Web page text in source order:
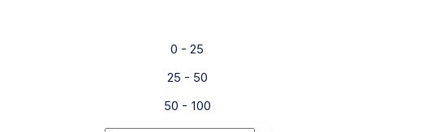
0 - 25
25 - 50
50 - 100